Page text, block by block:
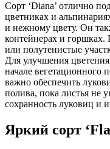
Сорт ‘Diana’ отлично
цветниках и
и нежному цвету. Он
контейнерах и горшках.
или полутенистые
Для улучшения
начале вегетационного
важно обеспечить
полива, пока листья не
сохранность луковиц и
Яркий сорт